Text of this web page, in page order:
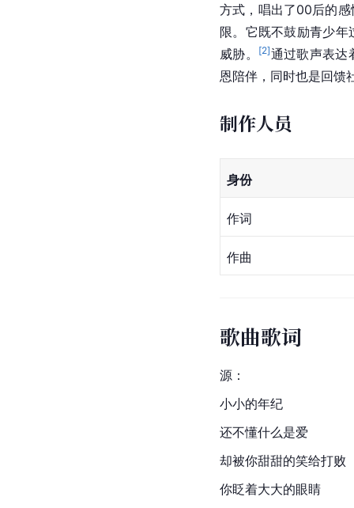
方式，唱出了00后的
限。它既不鼓励青少
威胁。
[2]通过歌声表达
恩陪伴，同时也是回馈
制作人员
身份
作词
作曲
歌曲歌词
源：
小小的年纪
还不懂什么是爱
却被你甜甜的笑给打败
你眨着大大的眼睛